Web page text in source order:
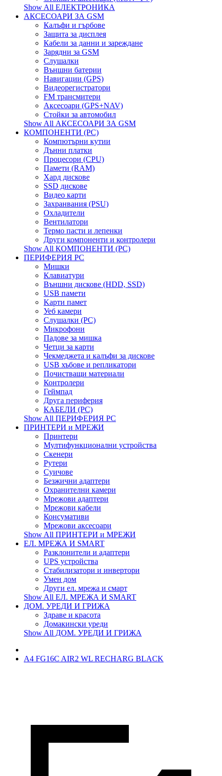
Show All ЕЛЕКТРОНИКА
АКСЕСОАРИ ЗА GSM
Калъфи и гърбове
Защита за дисплея
Кабели за данни и зареждане
Зарядни за GSM
Слушалки
Външни батерии
Навигации (GPS)
Видеорегистратори
FM трансмитери
Аксесоари (GPS+NAV)
Стойки за автомобил
Show All АКСЕСОАРИ ЗА GSM
КОМПОНЕНТИ (PC)
Компютърни кутии
Дънни платки
Процесори (CPU)
Памети (RAM)
Хард дискове
SSD дискове
Видео карти
Захранвания (PSU)
Охладители
Вентилатори
Термо пасти и лепенки
Други компоненти и контролери
Show All КОМПОНЕНТИ (PC)
ПЕРИФЕРИЯ PC
Мишки
Клавиатури
Външни дискове (HDD, SSD)
USB памети
Kарти памет
Уеб камери
Слушалки (PC)
Микрофони
Падове за мишка
Четци за карти
Чекмеджета и калъфи за дискове
USB хъбове и репликатори
Почистващи материали
Контролери
Геймпад
Друга периферия
КАБЕЛИ (PC)
Show All ПЕРИФЕРИЯ PC
ПРИНТЕРИ и МРЕЖИ
Принтери
Мултифункционални устройства
Скенери
Рутери
Суичове
Безжични адаптери
Охранителни камери
Мрежови адаптери
Мрежови кабели
Консумативи
Мрежови аксесоари
Show All ПРИНТЕРИ и МРЕЖИ
ЕЛ. МРЕЖА И SMART
Разклонители и адаптери
UPS устройства
Стабилизатори и инвертори
Умен дом
Други ел. мрежа и смарт
Show All ЕЛ. МРЕЖА И SMART
ДОМ. УРЕДИ И ГРИЖА
Здраве и красота
Домакински уреди
Show All ДОМ. УРЕДИ И ГРИЖА
A4 FG16C AIR2 WL RECHARG BLACK